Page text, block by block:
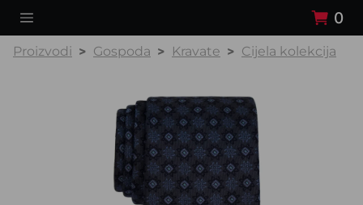
0
Proizvodi Gospoda Kravate Cijela kolekcija